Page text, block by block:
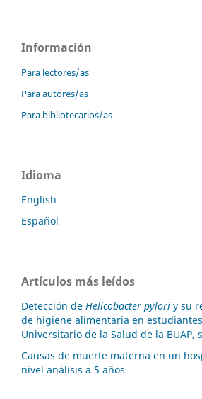
Información
Para lectores/as
Para autores/as
Para bibliotecarios/as
Idioma
English
Español
Artículos más leídos
Detección de Helicobacter pylori y su
de higiene alimentaria en
Universitario de la Salud de la BUAP,
Causas de muerte materna en un
nivel análisis a 5 años